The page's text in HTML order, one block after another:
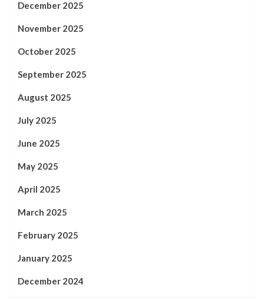
December 2025
November 2025
October 2025
September 2025
August 2025
July 2025
June 2025
May 2025
April 2025
March 2025
February 2025
January 2025
December 2024